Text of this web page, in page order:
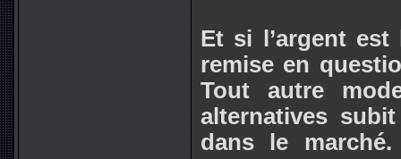
Et si l’argent
remise en
Tout autre
alternatives
dans le